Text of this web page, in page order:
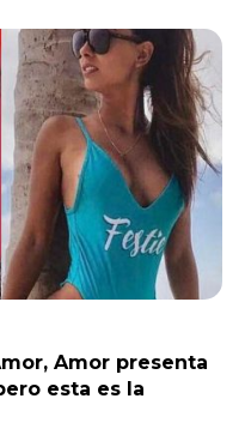
Amor presenta
esta es la